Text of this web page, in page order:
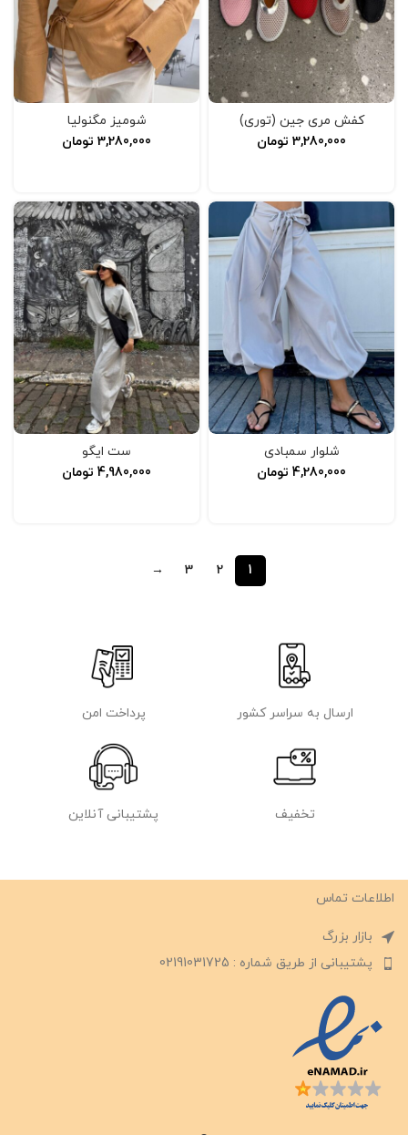
کفش مری جین (توری)
3,280,000 تومان
شومیز مگنولیا
3,280,000 تومان
شلوار سمبادی
4,280,000 تومان
ست ایگو
4,980,000 تومان
1
2
3
→
ارسال به سراسر کشور پرداخت امن
تخفیف پشتیبانی آنلاین
اطلاعات تماس
بازار بزرگ
پشتیبانی از طریق شماره : 02191031725